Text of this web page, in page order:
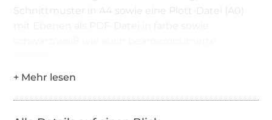
Schnittmuster in A4 sowie eine Plott-Datei (A0)
Dieses eBook darf zu privaten Zwecken und zur